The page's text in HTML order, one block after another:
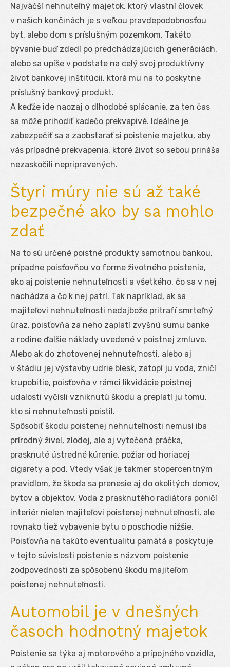
Najväčší nehnuteľný majetok, ktorý vlastní človek
v našich končinách je s veľkou pravdepodobnosťou
byt, alebo dom s príslušným pozemkom. Takéto
bývanie buď zdedí po predchádzajúcich generáciách,
alebo sa upíše v podstate na celý svoj produktívny
život bankovej inštitúcii, ktorá mu na to poskytne
príslušný bankový produkt.
A keďže ide naozaj o dlhodobé splácanie, za ten čas
sa môže prihodiť kadečo prekvapivé. Ideálne je
zabezpečiť sa a zaobstarať si poistenie majetku, aby
vás prípadné prekvapenia, ktoré život so sebou prináša
nezaskočili nepripravených.
Štyri múry nie sú až také
bezpečné ako by sa mohlo
zdať
Na to sú určené poistné produkty samotnou bankou,
prípadne poisťovňou vo forme životného poistenia,
ako aj poistenie nehnuteľnosti a všetkého, čo sa v nej
nachádza a čo k nej patrí. Tak napríklad, ak sa
majiteľovi nehnuteľnosti nedajbože pritrafí smrteľný
úraz, poisťovňa za neho zaplatí zvyšnú sumu banke
a rodine ďalšie náklady uvedené v poistnej zmluve.
Alebo ak do zhotovenej nehnuteľnosti, alebo aj
v štádiu jej výstavby udrie blesk, zatopí ju voda, zničí
krupobitie, poisťovňa v rámci likvidácie poistnej
udalosti vyčísli vzniknutú škodu a preplatí ju tomu,
kto si nehnuteľnosti poistil.
Spôsobiť škodu poistenej nehnuteľnosti nemusí iba
prírodný živel, zlodej, ale aj vytečená práčka,
prasknuté ústredné kúrenie, požiar od horiacej
cigarety a pod. Vtedy však je takmer stopercentným
pravidlom, že škoda sa prenesie aj do okolitých domov,
bytov a objektov. Voda z prasknutého radiátora poničí
interiér nielen majiteľovi poistenej nehnuteľnosti, ale
rovnako tiež vybavenie bytu o poschodie nižšie.
Poisťovňa na takúto eventualitu pamätá a poskytuje
v tejto súvislosti poistenie s názvom poistenie
zodpovednosti za spôsobenú škodu majiteľom
poistenej nehnuteľnosti.
Automobil je v dnešných
časoch hodnotný majetok
Poistenie sa týka aj motorového a prípojného vozidla,